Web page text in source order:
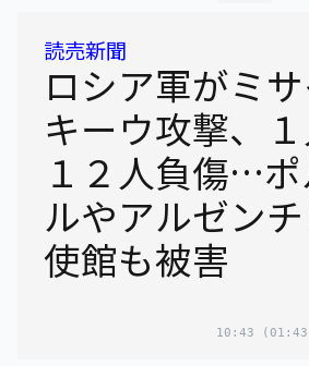
読売新聞
ロシア軍がミ
キーウ攻撃、
１２人負傷…
ルやアルゼン
使館も被害
10:43